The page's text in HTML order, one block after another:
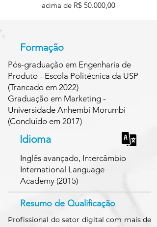
acima de R$ 50.000,00
Formação
Pós-graduação em Engenharia de
Produto - Escola Politécnica da USP
(Trancado em 2022)
Graduação em Marketing -
Universidade Anhembi Morumbi
(Concluído em 2017)
Idioma
Inglês avançado, Intercâmbio
International Language
Academy (2015)
Resumo de Qualificação
Profissional do setor digital com mais de